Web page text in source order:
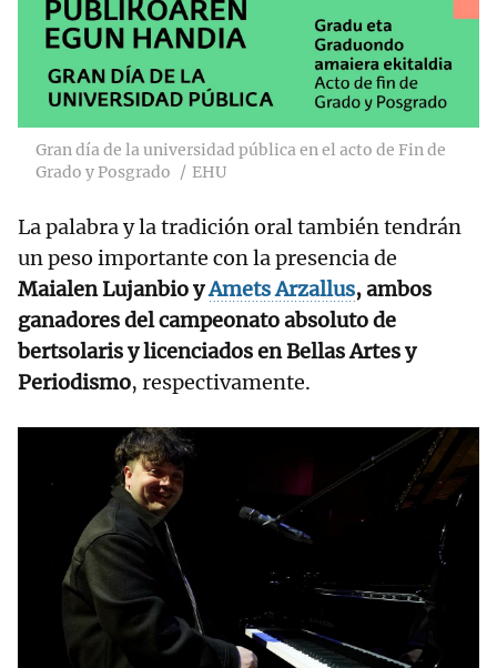
Gran día de la universidad pública en el acto de Fin de
Grado y Posgrado
EHU
La palabra y la tradición oral también tendrán
un peso importante con la presencia de
Maialen Lujanbio yAmets Arzallus, ambos
ganadores del campeonato absoluto de
bertsolaris y licenciados en Bellas Artes y
Periodismo, respectivamente.